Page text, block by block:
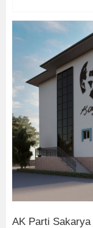
AK Parti